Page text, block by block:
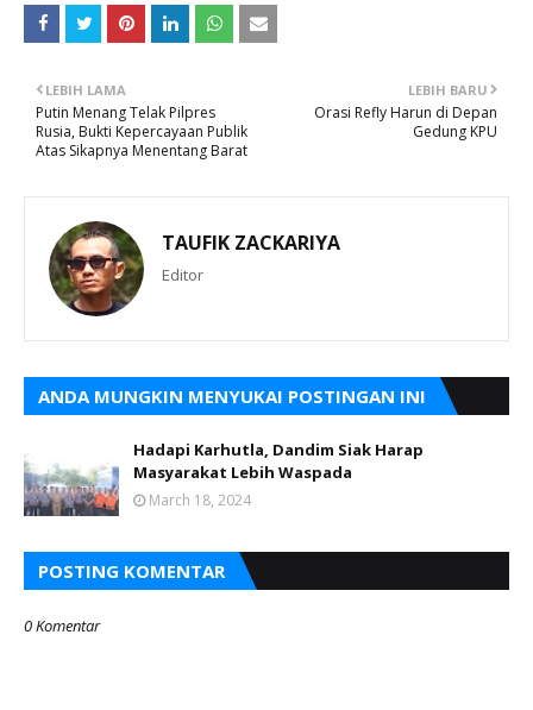
LEBIH BARU
Orasi Refly Harun di Depan
Gedung KPU
LEBIH LAMA
Putin Menang Telak Pilpres
Rusia, Bukti Kepercayaan Publik
Atas Sikapnya Menentang Barat
TAUFIK ZACKARIYA
Editor
ANDA MUNGKIN MENYUKAI POSTINGAN INI
Hadapi Karhutla, Dandim Siak Harap
Masyarakat Lebih Waspada
March 18, 2024
POSTING KOMENTAR
0 Komentar